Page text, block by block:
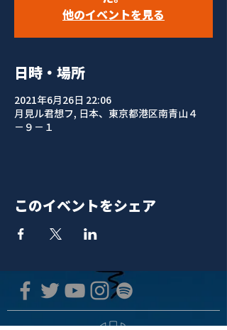
他のイベントを見る
日時・場所
2021年6月26日 22:06
月見ル君想フ, 日本、東京都港区南青山４
−９−１
このイベントをシェア